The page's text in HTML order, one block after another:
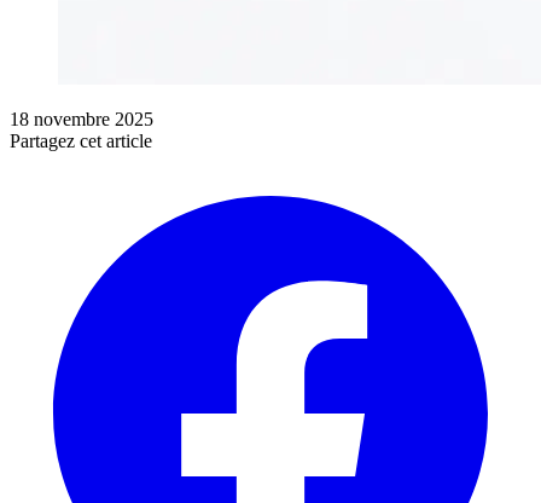
18 novembre 2025
Partagez cet article